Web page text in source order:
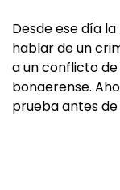
Desde ese día
hablar de un
a un conflicto
bonaerense.
prueba antes